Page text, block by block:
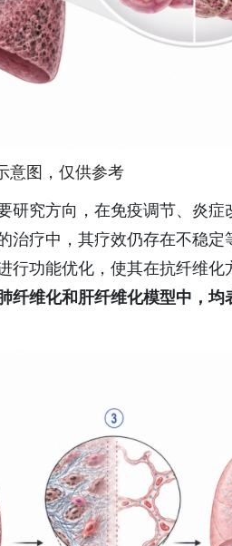
意图，仅供参考
研究方向，在免疫调节、炎
治疗中，其疗效仍存在不稳定
行功能优化，使其在抗纤维
纤维化和肝纤维化模型中，均